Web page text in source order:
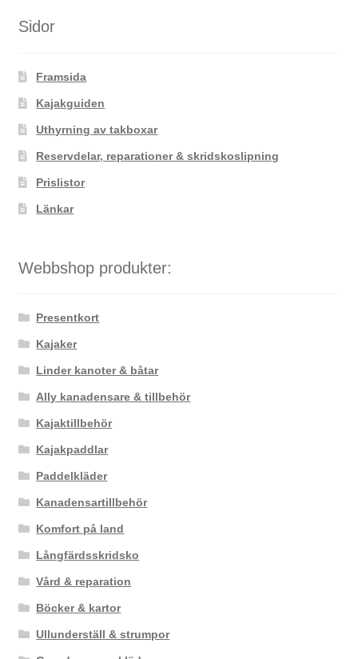
Sidor
Framsida
Kajakguiden
Uthyrning av takboxar
Reservdelar, reparationer & skridskoslipning
Prislistor
Länkar
Webbshop produkter:
Presentkort
Kajaker
Linder kanoter & båtar
Ally kanadensare & tillbehör
Kajaktillbehör
Kajakpaddlar
Paddelkläder
Kanadensartillbehör
Komfort på land
Långfärdsskridsko
Vård & reparation
Böcker & kartor
Ullunderställ & strumpor